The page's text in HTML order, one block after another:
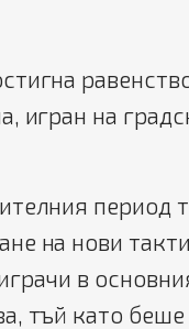
игран на
период
на нови
в
тъй като